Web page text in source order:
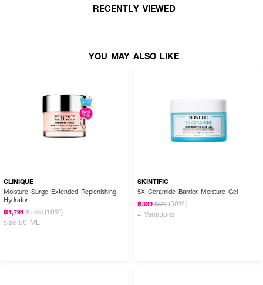
● เสริมเกราะป้องกันผิวให้แข็งแรง
● เหมาะสำหรับผิวแพ้ง่ายและผิวมัน
● ปริมาณสุทธิ: 10G
RECENTLY VIEWED
YOU MAY ALSO LIKE
CLINIQUE
Moisture Surge Extended Replenishing
Hydrator
฿1,791 ฿1,990 (10%)
size 50 ML
SKINTIFIC
5X Ceramide Barrier Moisture Gel
฿339 ฿679 (50%)
4 Variations